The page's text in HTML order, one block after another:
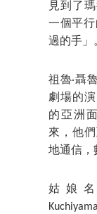
見到了
一個平
過的手」
祖魯·聶
劇場的
的亞洲
來，他
地通信，
姑娘